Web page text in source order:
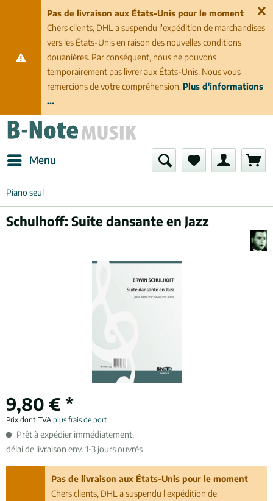
Pas de livraison aux États-Unis pour le moment
Chers clients, DHL a suspendu l'expédition de marchandises
vers les États-Unis en raison des nouvelles conditions
douanières. Par conséquent, nous ne pouvons
temporairement pas livrer aux États-Unis. Nous vous
remercions de votre compréhension. Plus d'informations
...
Menu
Piano seul
Schulhoff: Suite dansante en Jazz
9,80 € *
Prix dont TVA plus frais de port
Prêt à expédier immédiatement,
délai de livraison env. 1-3 jours ouvrés
Pas de livraison aux États-Unis pour le moment
Chers clients, DHL a suspendu l'expédition de